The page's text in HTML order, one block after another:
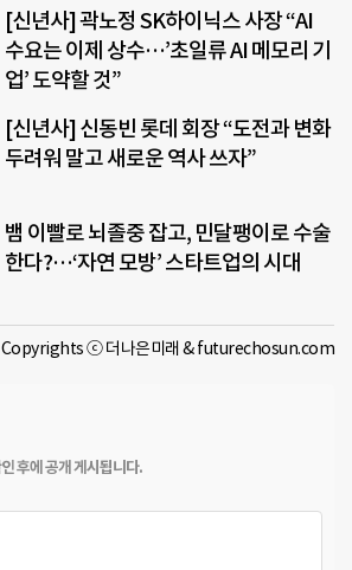
[신년사] 곽노정 SK하이닉스 사장 “AI
수요는 이제 상수…’초일류 AI 메모리 기
업’ 도약할 것”
[신년사] 신동빈 롯데 회장 “도전과 변화
두려워 말고 새로운 역사 쓰자”
뱀 이빨로 뇌졸중 잡고, 민달팽이로 수술
한다?…‘자연 모방’ 스타트업의 시대
Copyrights ⓒ 더나은미래 & futurechosun.com